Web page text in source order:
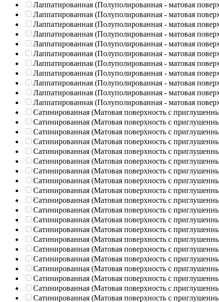
Лаппатированная (Полуполированная - матовая
Лаппатированная (Полуполированная - матовая
Лаппатированная (Полуполированная - матовая
Лаппатированная (Полуполированная - матовая
Лаппатированная (Полуполированная - матовая
Лаппатированная (Полуполированная - матовая
Лаппатированная (Полуполированная - матовая
Лаппатированная (Полуполированная - матовая
Лаппатированная (Полуполированная - матовая
Лаппатированная (Полуполированная - матовая
Лаппатированная (Полуполированная - матовая
Сатинированная (Матовая поверхность с
Сатинированная (Матовая поверхность с
Сатинированная (Матовая поверхность с
Сатинированная (Матовая поверхность с
Сатинированная (Матовая поверхность с
Сатинированная (Матовая поверхность с
Сатинированная (Матовая поверхность с
Сатинированная (Матовая поверхность с
Сатинированная (Матовая поверхность с
Сатинированная (Матовая поверхность с
Сатинированная (Матовая поверхность с
Сатинированная (Матовая поверхность с
Сатинированная (Матовая поверхность с
Сатинированная (Матовая поверхность с
Сатинированная (Матовая поверхность с
Сатинированная (Матовая поверхность с
Сатинированная (Матовая поверхность с
Сатинированная (Матовая поверхность с
Сатинированная (Матовая поверхность с
Сатинированная (Матовая поверхность с